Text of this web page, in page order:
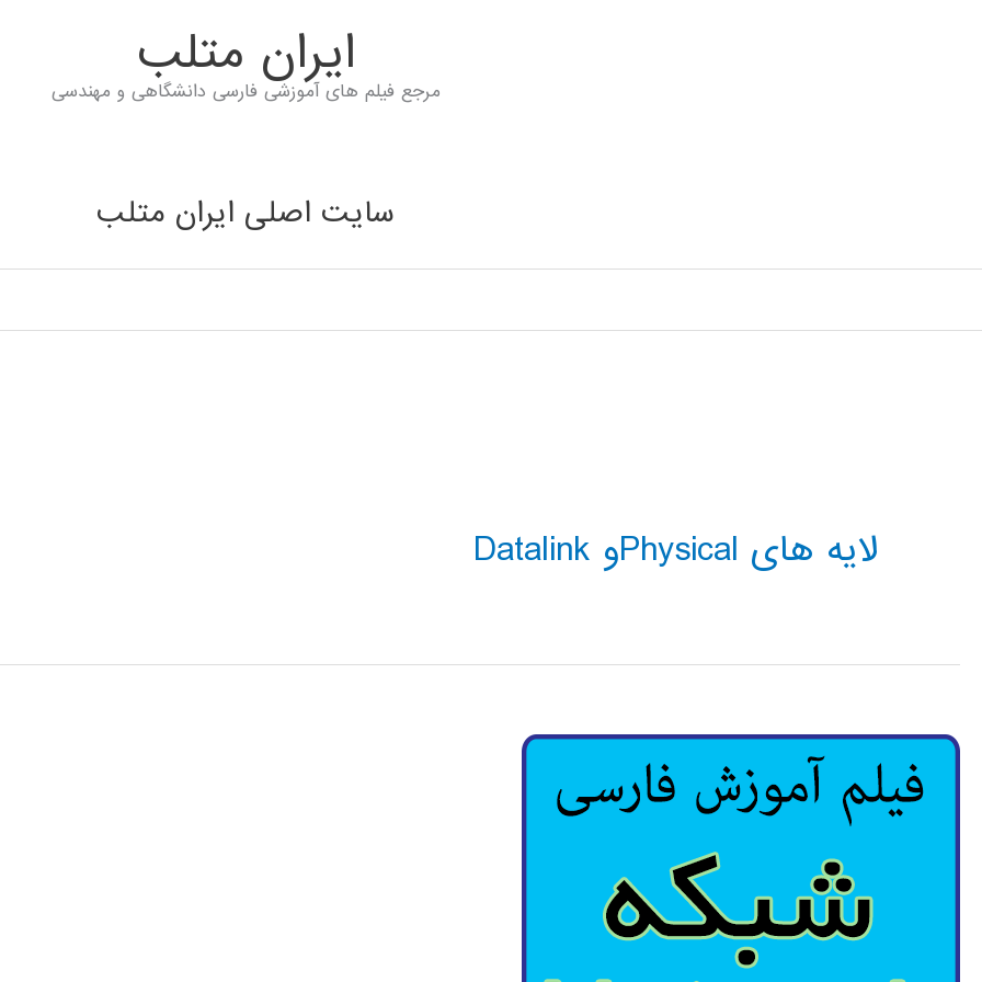
ايران متلب
مرجع فیلم های آموزشی فارسی دانشگاهی و مهندسی
سایت اصلی ایران متلب
لایه های Physicalو Datalink